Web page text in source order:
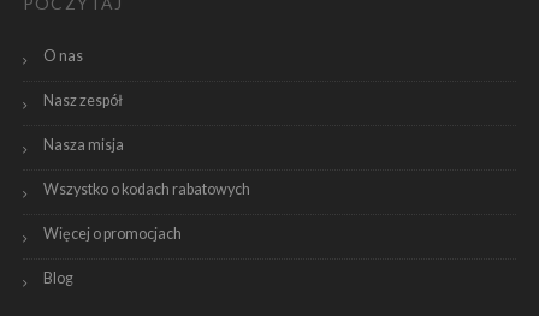
O nas
Nasz zespół
Nasza misja
Wszystko o kodach rabatowych
Więcej o promocjach
Blog